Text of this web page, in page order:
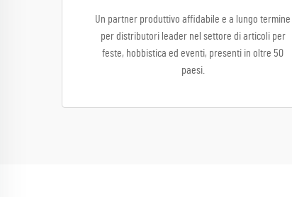
Un partner produttivo affidabile e a lungo termine
per distributori leader nel settore di articoli per
feste, hobbistica ed eventi, presenti in oltre 50
paesi.